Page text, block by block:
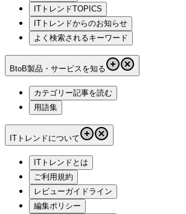
ITトレンドTOPICS
ITトレンドからのお知らせ
よく検索されるキーワード
BtoB製品・サービスを知る
カテゴリー記事を読む
用語集
ITトレンドについて
ITトレンドとは
ご利用規約
レビューガイドライン
編集ポリシー